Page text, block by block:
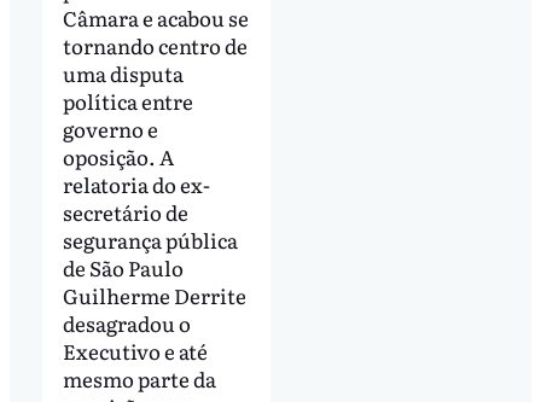
Câmara e acabou se
tornando centro de
uma disputa
política entre
governo e
oposição. A
relatoria do ex-
secretário de
segurança pública
de São Paulo
Guilherme Derrite
desagradou o
Executivo e até
mesmo parte da